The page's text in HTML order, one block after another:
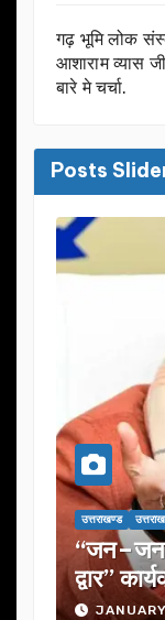
गढ़ भूमि लोक
आशाराम व्यास
बारे मे चर्चा.
Posts
उत्तराखण्ड
“जन–जन की
द्वार” कार्यक्रम
JANUARY 13,